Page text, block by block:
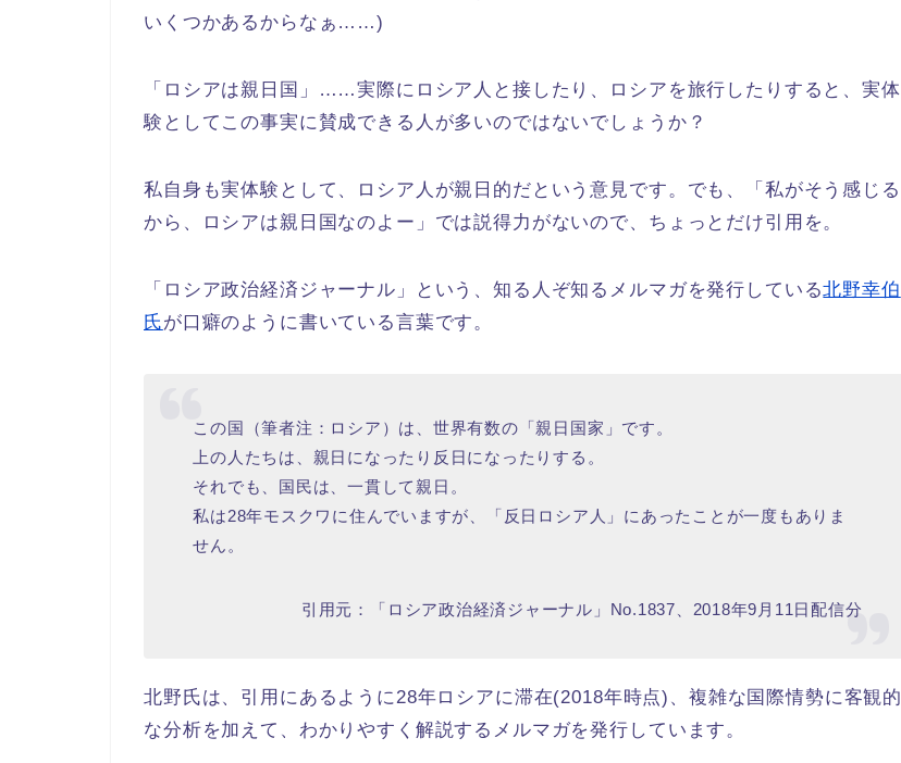
いくつかあるからなぁ……)
「ロシアは親日国」……実際にロシア人と接したり、ロシアを旅行したりすると、実体
験としてこの事実に賛成できる人が多いのではないでしょうか？
私自身も実体験として、ロシア人が親日的だという意見です。でも、「私がそう感じる
から、ロシアは親日国なのよー」では説得力がないので、ちょっとだけ引用を。
「ロシア政治経済ジャーナル」という、知る人ぞ知るメルマガを発行している北野幸伯
氏が口癖のように書いている言葉です。
この国（筆者注：ロシア）は、世界有数の「親日国家」です。
上の人たちは、親日になったり反日になったりする。
それでも、国民は、一貫して親日。
私は28年モスクワに住んでいますが、「反日ロシア人」にあったことが一度もありま
せん。
引用元：「ロシア政治経済ジャーナル」No.1837、2018年9月11日配信分
北野氏は、引用にあるように28年ロシアに滞在(2018年時点)、複雑な国際情勢に客観的
な分析を加えて、わかりやすく解説するメルマガを発行しています。